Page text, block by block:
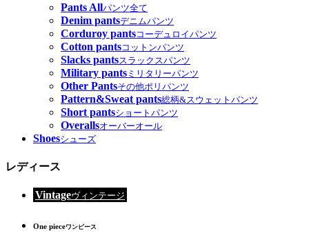
Pants Allパンツ全て
Denim pantsデニムパンツ
Corduroy pantsコーデュロイパンツ
Cotton pantsコットンパンツ
Slacks pantsスラックスパンツ
Military pants ミリタリーパンツ
Other Pantsその他ポリパンツ
Pattern&Sweat pants総柄&スウェットパンツ
Short pantsショートパンツ
Overallsオーバーオール
Shoesシューズ
レディース
Vintageヴィンテージ
One pieceワンピース